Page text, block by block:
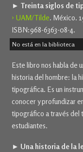
► Treinta siglos de
› UAM/Tilde. México.
ISBN:968-6363-08-4.
No está en la biblioteca
Este libro nos habla de
historia del hombre: la
tipográfica. Es un
conocer y profundizar
tipográfico a través del
estudiantes.
► Una historia de la